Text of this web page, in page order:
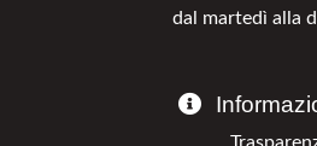
dal martedì alla